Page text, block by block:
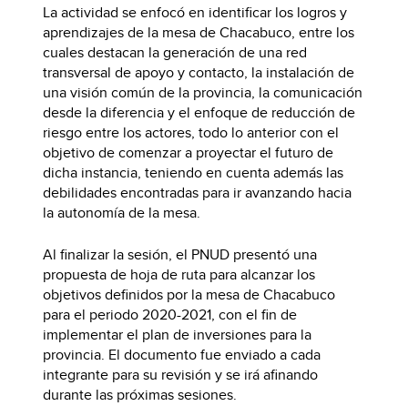
La actividad se enfocó en identificar los logros y
aprendizajes de la mesa de Chacabuco, entre los
cuales destacan la generación de una red
transversal de apoyo y contacto, la instalación de
una visión común de la provincia, la comunicación
desde la diferencia y el enfoque de reducción de
riesgo entre los actores, todo lo anterior con el
objetivo de comenzar a proyectar el futuro de
dicha instancia, teniendo en cuenta además las
debilidades encontradas para ir avanzando hacia
la autonomía de la mesa.
Al finalizar la sesión, el PNUD presentó una
propuesta de hoja de ruta para alcanzar los
objetivos definidos por la mesa de Chacabuco
para el periodo 2020-2021, con el fin de
implementar el plan de inversiones para la
provincia. El documento fue enviado a cada
integrante para su revisión y se irá afinando
durante las próximas sesiones.